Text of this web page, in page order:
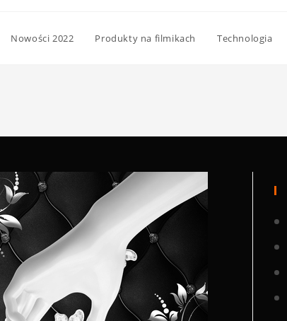
Nowości 2022 Produkty na filmikach Technologia